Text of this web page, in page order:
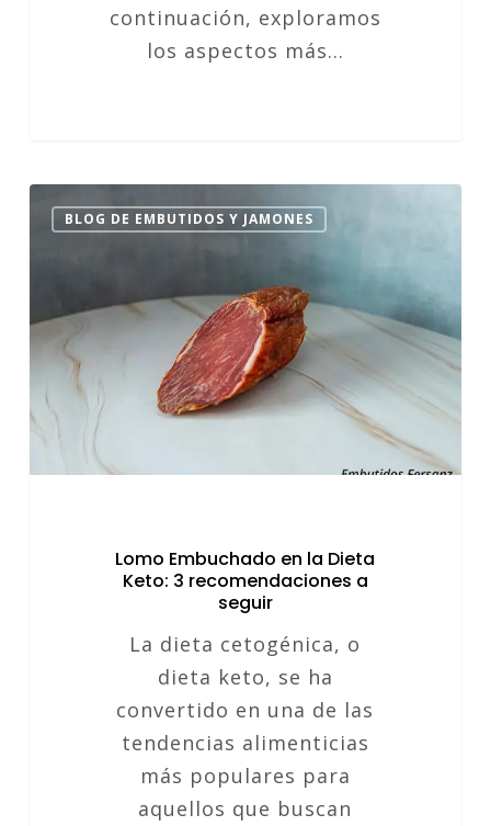
continuación, exploramos
los aspectos más…
BLOG DE EMBUTIDOS Y JAMONES
Lomo
Embuchado
la
Dieta
Keto:
3
recomendaciones
Lomo Embuchado en la Dieta
Keto: 3 recomendaciones a
seguir
La dieta cetogénica, o
dieta keto, se ha
convertido en una de las
tendencias alimenticias
más populares para
aquellos que buscan